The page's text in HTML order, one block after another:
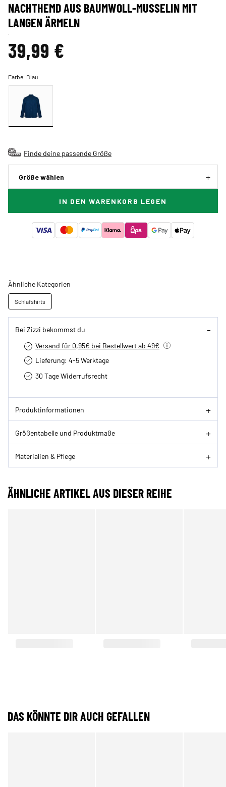
NACHTHEMD AUS BAUMWOLL-MUSSELIN MIT
LANGEN ÄRMELN
39,99 €
Farbe: Blau
Finde deine passende Größe
Größe wählen
IN DEN WARENKORB LEGEN
Ähnliche Kategorien
Schlafshirts
Bei Zizzi bekommst du
Versand für 0,95€ bei Bestellwert ab 49€
Lieferung: 4-5 Werktage
30 Tage Widerrufsrecht
Produktinformationen
Größentabelle und Produktmaße
Materialien & Pflege
ÄHNLICHE ARTIKEL AUS DIESER REIHE
DAS KÖNNTE DIR AUCH GEFALLEN